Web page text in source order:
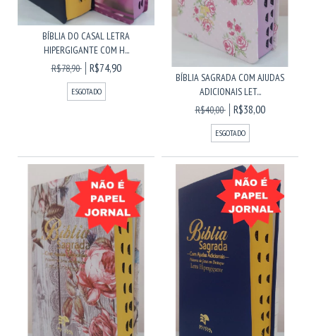
BÍBLIA DO CASAL LETRA
HIPERGIGANTE COM H...
R$78,90
R$74,90
ESGOTADO
BÍBLIA SAGRADA COM AJUDAS
ADICIONAIS LET...
R$40,00
R$38,00
ESGOTADO